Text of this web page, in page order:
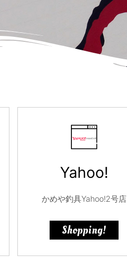
Yahoo!
かめや釣具Yahoo!2号店
Shopping!